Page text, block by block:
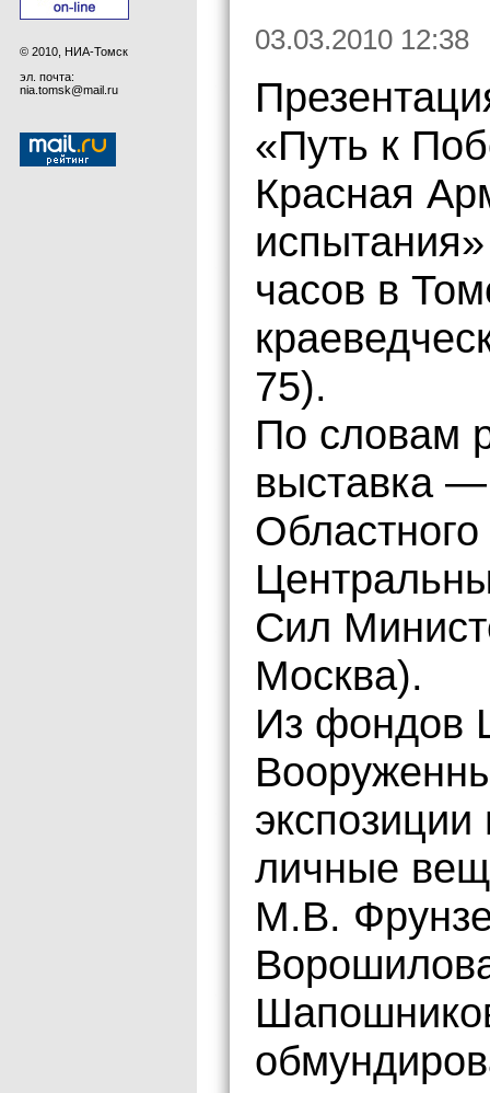
© 2010, НИА-Томск
эл. почта:
nia.tomsk@mail.ru
03.03.2010 12:38
«Путь к
Красная
часов в
75).
По словам
выставка
Областного
Сил
Москва).
Из фондов
личные
М.В.